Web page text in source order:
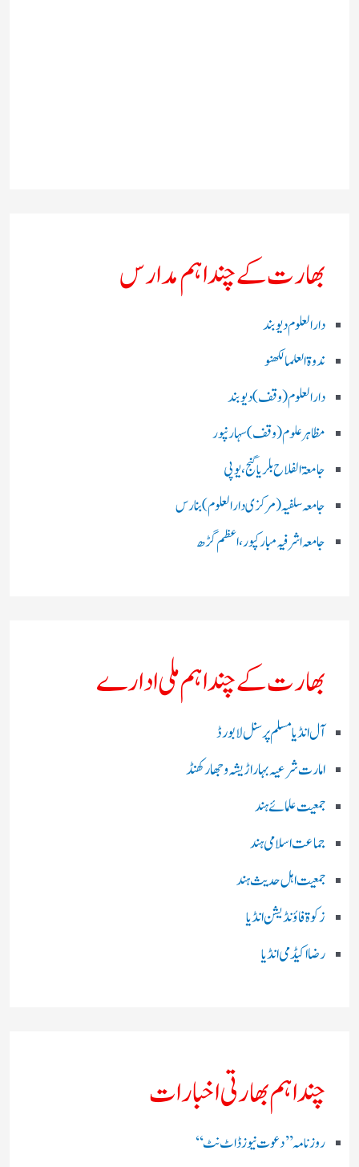
بھارت کے چند اہم مدارس
دارالعلوم دیوبند
ندوۃالعلما لکھنو
دارالعلوم (وقف)دیوبند
مظاہرعلوم (وقف)سہارنپور
جامعۃ الفلاح بلریاگنج،یوپی
جامعہ سلفیہ(مرکزی دارالعلوم )بنارس
جامعہ اشرفیہ مبارکپور،اعظم گڑھ
بھارت کے چند اہم ملی ادارے
آل انڈیا مسلم پرسنل لا بورڈ
امارت شرعیہ بہار اڑیشہ و جھارکھنڈ
جمعیت علمائے ہند
جماعت اسلامی ہند
جمعیت اہل حدیث ہند
زکوۃ فاؤنڈیشن انڈیا
رضا اکیڈمی انڈیا
چند اہم بھارتی اخبارات
روز نامہ ’’ دعوت نیوز ڈاٹ نٹ‘‘